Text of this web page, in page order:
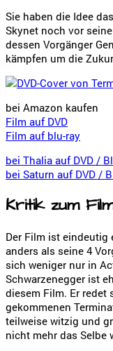
Sie haben die Idee
Skynet noch vor
dessen Vorgänger
kämpfen um die
bei Amazon kaufen
Film auf DVD
Film auf blu-ray
bei Thalia auf DVD /
bei Saturn auf DVD /
Kritik zum
Der Film ist eindeutig
anders als seine 4
sich weniger nur in
Schwarzenegger ist
diesem Film. Er redet
gekommenen
teilweise witzig und
nicht mehr das Selbe